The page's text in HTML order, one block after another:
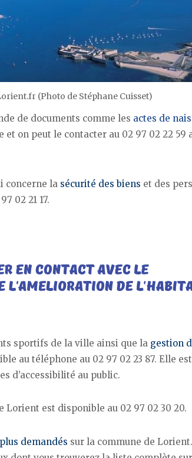
(Photo de Stéphane Cuisset)
de documents comme les actes de
on peut le contacter au 02 97 02 22 59
concerne la sécurité des biens et des
02 21 17.
sportifs de la ville ainsi que la gestion
au téléphone au 02 97 02 23 87. Elle
d’accessibilité au public.
Lorient est disponible au 02 97 02 30 20.
demandés sur la commune de